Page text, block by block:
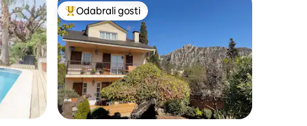
„Odabrali gosti”Među najviše rangiranima s oznakom „Odabrali gosti”
Odabrali gosti